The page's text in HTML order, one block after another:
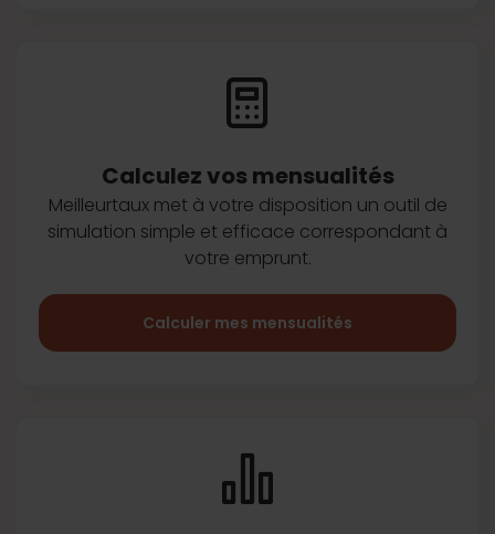
Calculez vos mensualités
Meilleurtaux met à votre disposition un outil de
simulation simple et efficace correspondant à
votre emprunt.
Calculer mes mensualités